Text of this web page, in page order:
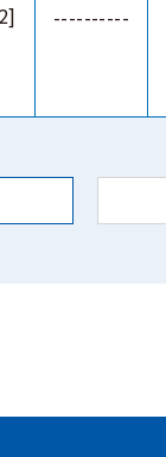
----------